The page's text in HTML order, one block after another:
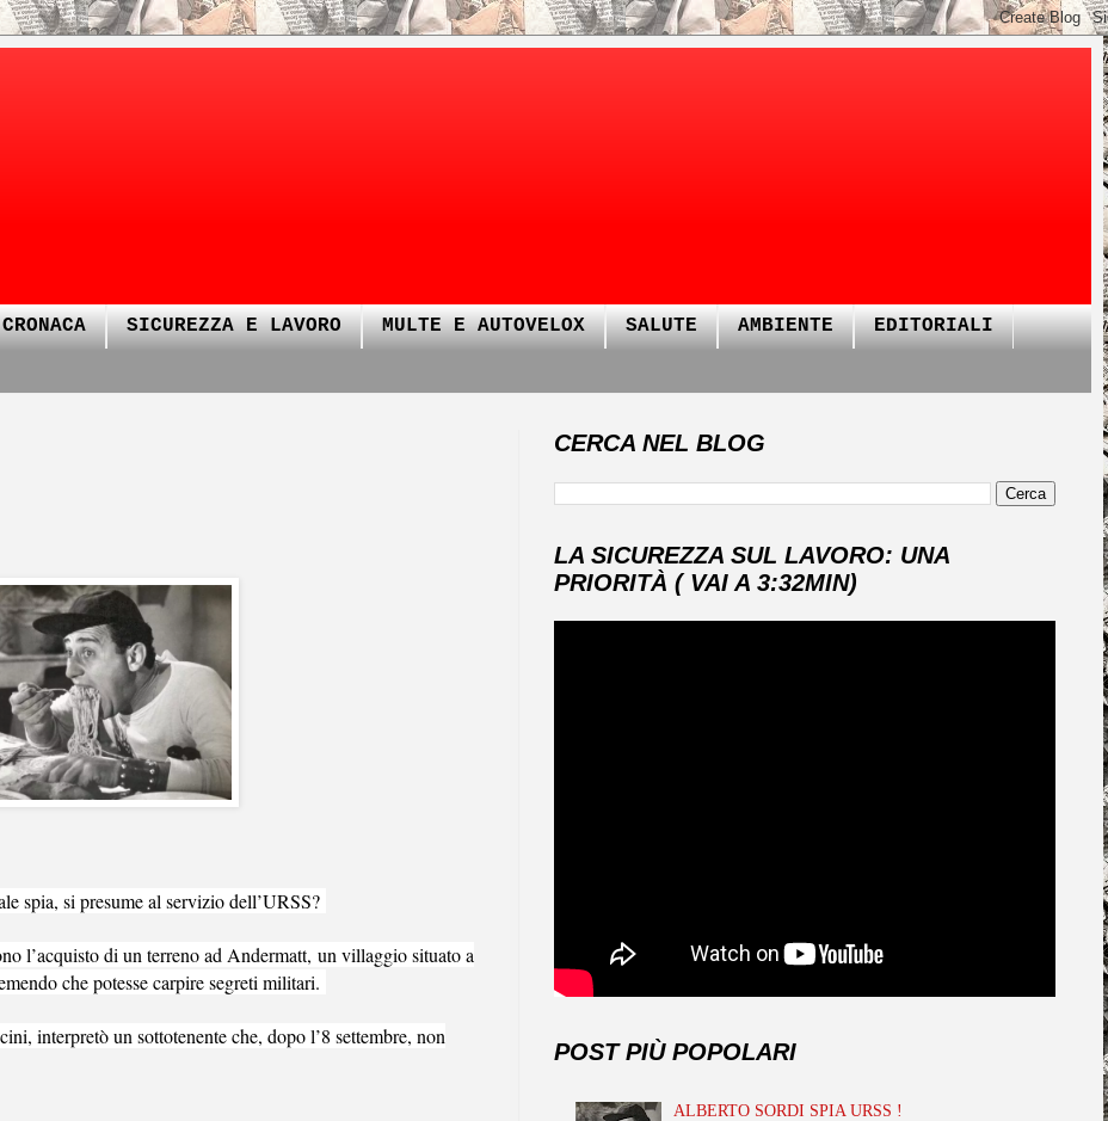
CRONACA SICUREZZA E LAVORO MULTE E AUTOVELOX SALUTE AMBIENTE EDITORIALI
spia, si presume al servizio dell’URSS?
l’acquisto di un terreno ad Andermatt, un villaggio situato a
che potesse carpire segreti militari.
, interpretò un sottotenente che, dopo l’8 settembre, non
CERCA NEL BLOG
LA SICUREZZA SUL LAVORO: UNA
PRIORITÀ ( VAI A 3:32MIN)
POST PIÙ POPOLARI
ALBERTO SORDI SPIA URSS !